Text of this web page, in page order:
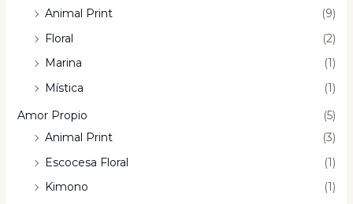
Animal Print
(9)
Floral
(2)
Marina
(1)
Mística
(1)
Amor Propio
(5)
Animal Print
(3)
Escocesa Floral
(1)
Kimono
(1)